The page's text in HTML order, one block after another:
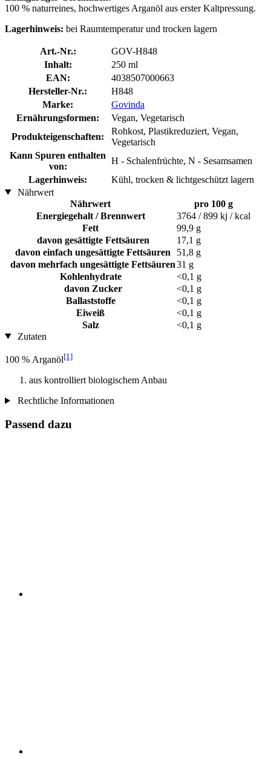
100 % naturreines, hochwertiges Arganöl aus erster Kaltpressung.
Lagerhinweis: bei Raumtemperatur und trocken lagern
Art.-Nr.:
GOV-H848
Inhalt:
250 ml
EAN:
4038507000663
Hersteller-Nr.:
H848
Marke:
Govinda
Ernährungsformen:
Vegan, Vegetarisch
Produkteigenschaften:
Rohkost, Plastikreduziert, Vegan,
Vegetarisch
Kann Spuren enthalten
von:
H - Schalenfrüchte, N - Sesamsamen
Lagerhinweis:
Kühl, trocken & lichtgeschützt lagern
Nährwert
Nährwert
pro 100 g
Energiegehalt / Brennwert
3764 / 899 kj / kcal
Fett
99,9 g
davon gesättigte Fettsäuren
17,1 g
davon einfach ungesättigte Fettsäuren
51,8 g
davon mehrfach ungesättigte Fettsäuren31 g
Kohlenhydrate
<0,1 g
davon Zucker
<0,1 g
Ballaststoffe
<0,1 g
Eiweiß
<0,1 g
Salz
<0,1 g
Zutaten
100 % Arganöl[1]
aus kontrolliert biologischem Anbau
Rechtliche Informationen
Passend dazu